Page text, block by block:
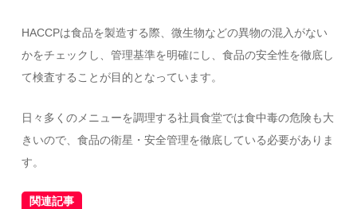
HACCPは食品を製造する際、微生物などの異物の混入がない
かをチェックし、管理基準を明確にし、食品の安全性を徹底し
て検査することが目的となっています。
日々多くのメニューを調理する社員食堂では食中毒の危険も大
きいので、食品の衛星・安全管理を徹底している必要がありま
す。
関連記事